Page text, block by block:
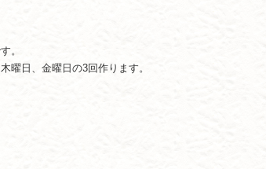
。
曜日、金曜日の3回作ります。